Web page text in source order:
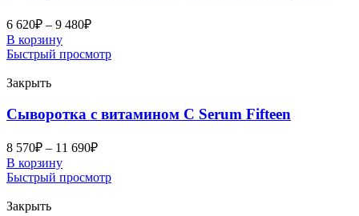
6 620₽ – 9 480₽
В корзину
Быстрый просмотр
Закрыть
Сыворотка с витамином C Serum Fifteen
8 570₽ – 11 690₽
В корзину
Быстрый просмотр
Закрыть